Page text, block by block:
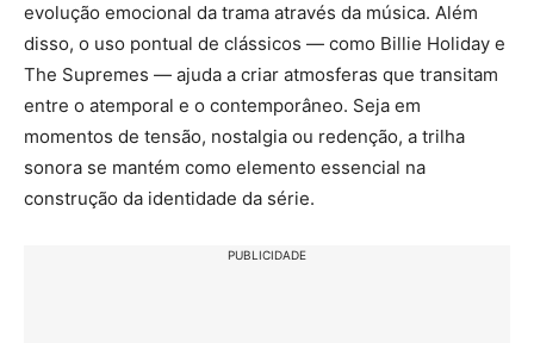
evolução emocional da trama através da música. Além
disso, o uso pontual de clássicos — como Billie Holiday e
The Supremes — ajuda a criar atmosferas que transitam
entre o atemporal e o contemporâneo. Seja em
momentos de tensão, nostalgia ou redenção, a trilha
sonora se mantém como elemento essencial na
construção da identidade da série.
PUBLICIDADE